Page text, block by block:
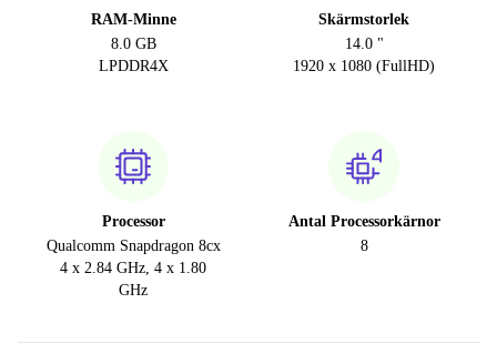
RAM-Minne
8.0 GB
LPDDR4X
Skärmstorlek
14.0 "
1920 x 1080 (FullHD)
Processor
Qualcomm Snapdragon 8cx
4 x 2.84 GHz, 4 x 1.80
GHz
Antal Processorkärnor
8